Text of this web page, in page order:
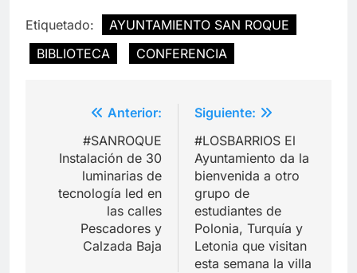
Etiquetado:
AYUNTAMIENTO SAN ROQUE
BIBLIOTECA
CONFERENCIA
Navegación
entradas
Anterior:
#SANROQUE
Instalación de 30
luminarias de
tecnología led en
las calles
Pescadores y
Calzada Baja
Siguiente:
#LOSBARRIOS El
Ayuntamiento da la
bienvenida a otro
grupo de
estudiantes de
Polonia, Turquía y
Letonia que visitan
esta semana la villa